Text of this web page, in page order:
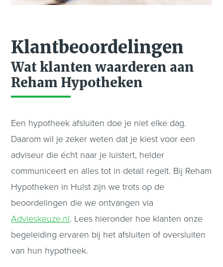
Klantbeoordelingen
Wat klanten waarderen aan
Reham Hypotheken
Een hypotheek afsluiten doe je niet elke dag.
Daarom wil je zeker weten dat je kiest voor een
adviseur die écht naar je luistert, helder
communiceert en alles tot in detail regelt. Bij Reham
Hypotheken in Hulst zijn we trots op de
beoordelingen die we ontvangen via
Advieskeuze.nl. Lees hieronder hoe klanten onze
begeleiding ervaren bij het afsluiten of oversluiten
van hun hypotheek.